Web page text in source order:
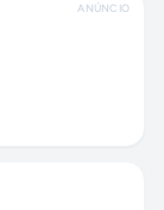
ANÚNCIO